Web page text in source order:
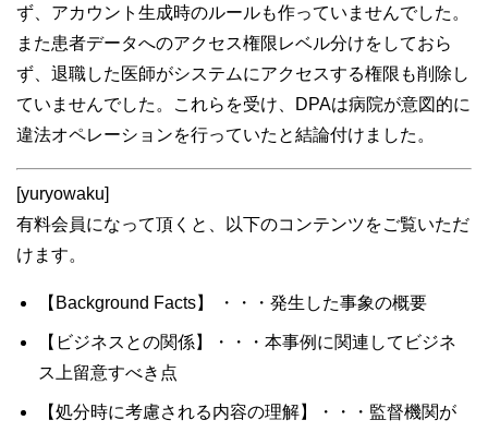
ず、アカウント生成時のルールも作っていませんでした。
また患者データへのアクセス権限レベル分けをしておら
ず、退職した医師がシステムにアクセスする権限も削除し
ていませんでした。これらを受け、DPAは病院が意図的に
違法オペレーションを行っていたと結論付けました。
[yuryowaku]
有料会員になって頂くと、以下のコンテンツをご覧いただ
けます。
【Background Facts】 ・・・発生した事象の概要
【ビジネスとの関係】・・・本事例に関連してビジネ
ス上留意すべき点
【処分時に考慮される内容の理解】・・・監督機関が